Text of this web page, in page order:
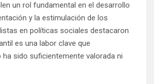
un rol fundamental en el desarrollo
y la estimulación de los
en políticas sociales destacaron
es una labor clave que
sido suficientemente valorada ni